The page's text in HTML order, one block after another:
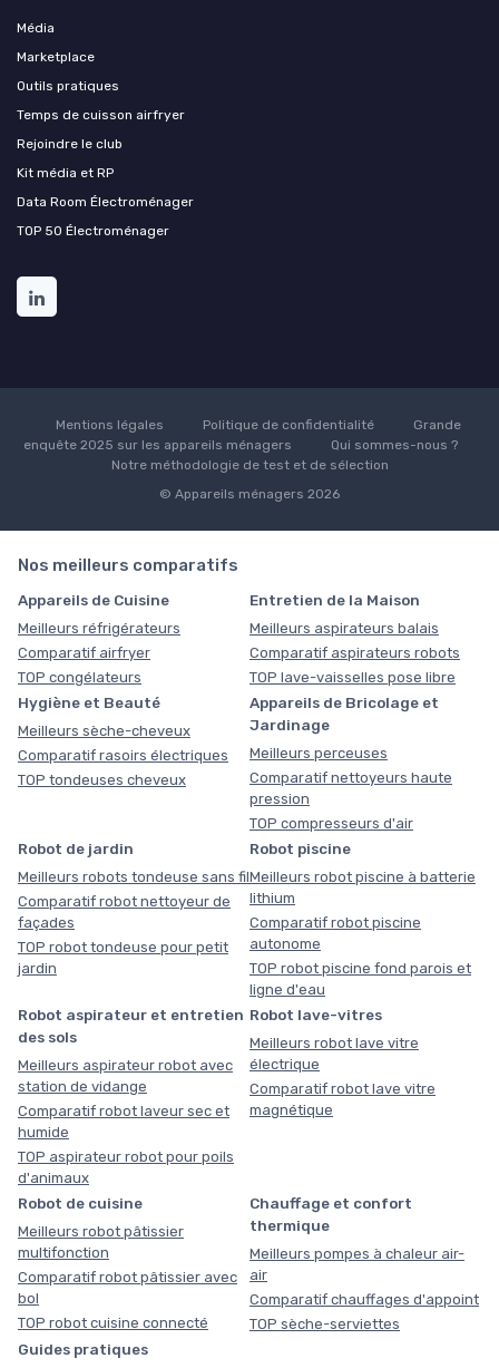
Média
Marketplace
Outils pratiques
Temps de cuisson airfryer
Rejoindre le club
Kit média et RP
Data Room Électroménager
TOP 50 Électroménager
Mentions légales Politique de confidentialité
Grande
enquête 2025 sur les appareils ménagers
Qui sommes-nous ?
Notre méthodologie de test et de sélection
© Appareils ménagers 2026
Nos meilleurs comparatifs
Appareils de Cuisine
Meilleurs réfrigérateurs
Comparatif airfryer
TOP congélateurs
Entretien de la Maison
Meilleurs aspirateurs balais
Comparatif aspirateurs robots
TOP lave-vaisselles pose libre
Hygiène et Beauté
Meilleurs sèche-cheveux
Comparatif rasoirs électriques
TOP tondeuses cheveux
Appareils de Bricolage et
Jardinage
Meilleurs perceuses
Comparatif nettoyeurs haute
pression
TOP compresseurs d'air
Robot de jardin
Meilleurs robots tondeuse sans fil
Comparatif robot nettoyeur de
façades
TOP robot tondeuse pour petit
jardin
Robot piscine
Meilleurs robot piscine à batterie
lithium
Comparatif robot piscine
autonome
TOP robot piscine fond parois et
ligne d'eau
Robot aspirateur et entretien
des sols
Meilleurs aspirateur robot avec
station de vidange
Comparatif robot laveur sec et
humide
TOP aspirateur robot pour poils
d'animaux
Robot lave-vitres
Meilleurs robot lave vitre
électrique
Comparatif robot lave vitre
magnétique
Robot de cuisine
Meilleurs robot pâtissier
multifonction
Comparatif robot pâtissier avec
bol
TOP robot cuisine connecté
Chauffage et confort
thermique
Meilleurs pompes à chaleur air-
air
Comparatif chauffages d'appoint
TOP sèche-serviettes
Guides pratiques